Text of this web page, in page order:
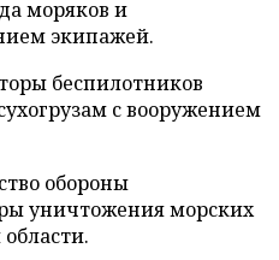
моряков и
экипажей.
беспилотников
с вооружением
обороны
уничтожения морских